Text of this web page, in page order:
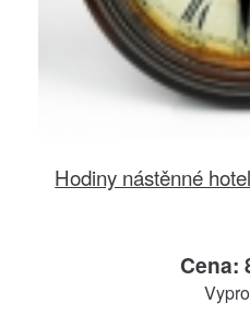
Hodiny nástěnné
Cena: